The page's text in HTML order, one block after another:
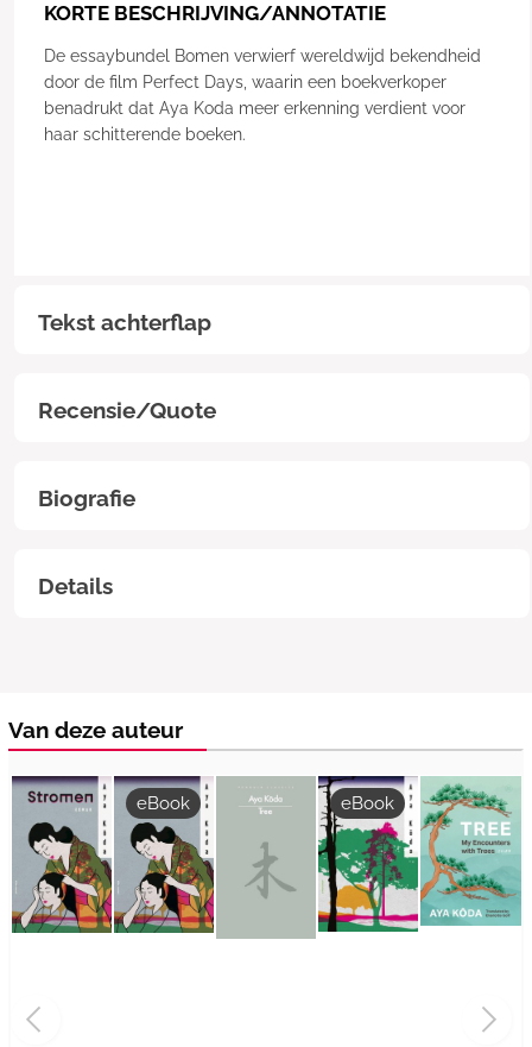
KORTE BESCHRIJVING/ANNOTATIE
De essaybundel Bomen verwierf wereldwijd bekendheid
door de film Perfect Days, waarin een boekverkoper
benadrukt dat Aya Koda meer erkenning verdient voor
haar schitterende boeken.
Tekst achterflap
Recensie/Quote
Biografie
Details
Van deze auteur
eBook eBook